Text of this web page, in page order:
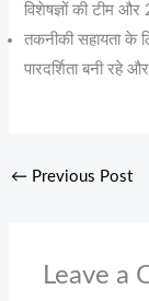
विशेषज्ञों की टीम
तकनीकी सहायता के
पारदर्शिता बनी रहे
← Previous Post
Leave a